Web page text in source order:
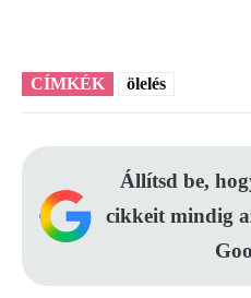
CÍMKÉK ölelés
Állítsd be,
cikkeit mindig